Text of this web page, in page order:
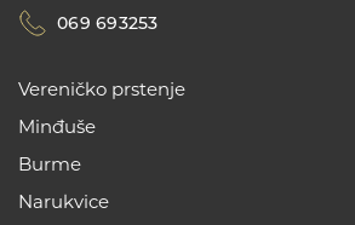
069 693253
Vereničko prstenje
Minđuše
Burme
Narukvice